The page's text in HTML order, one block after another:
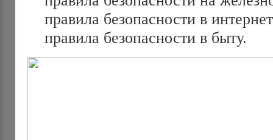
правила безопасности в
правила безопасности в быту.